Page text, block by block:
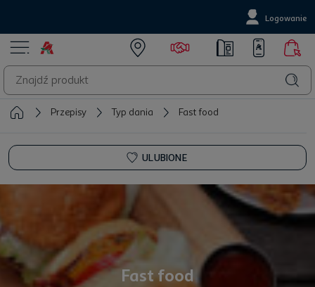
Logowanie
Przepisy Typ dania Fast food
ULUBIONE
Fast food